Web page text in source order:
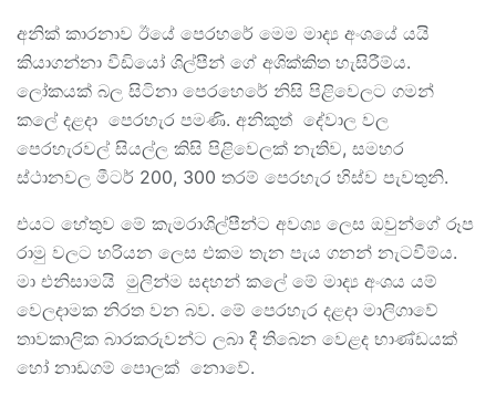
අනික් කාරනාව ඊයේ පෙරහරේ මෙම මාද්‍ය අංශයේ යයි
කියාගන්නා වීඩියෝ ශිල්පීන් ගේ අශික්කිත හැසිරීම්ය.
ලෝකයක් බල සිටිනා පෙරහෙරේ නිසි පිළිවෙලට ගමන්
කලේ දළදා පෙරහැර පමණි. අනිකුත් දේවාල වල
පෙරහැරවල් සියල්ල කිසි පිළිවෙලක් නැතිව, සමහර
ස්ථානවල මීටර් 200, 300 තරම් පෙරහැර හිස්ව පැවතුනි.
එයට හේතුව මේ කැමරාශිල්පීන්ට අවශ්‍ය ලෙස ඔවුන්ගේ රූප
රාමු වලට හරියන ලෙස එකම තැන පැය ගනන් නැටවීම්ය.
මා එනිසාමයි මුලින්ම සදහන් කලේ මේ මාද්‍ය අංශය යම්
වෙලදාමක නිරත වන බව. මේ පෙරහැර දළදා මාලිගාවේ
තාවකාලික බාරකරුවන්ට ලබා දී තිබෙන වෙළද භාණ්ඩයක්
හෝ නාඩගම් පොලක් නොවේ.